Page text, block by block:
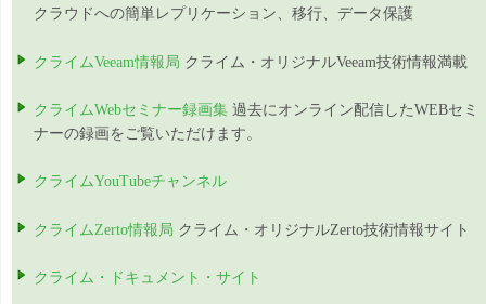
クラウドへの簡単レプリケーション、移行、データ保護
クライムVeeam情報局 クライム・オリジナルVeeam技術情報満載
クライムWebセミナー録画集 過去にオンライン配信したWEBセミ
ナーの録画をご覧いただけます。
クライムYouTubeチャンネル
クライムZerto情報局 クライム・オリジナルZerto技術情報サイト
クライム・ドキュメント・サイト